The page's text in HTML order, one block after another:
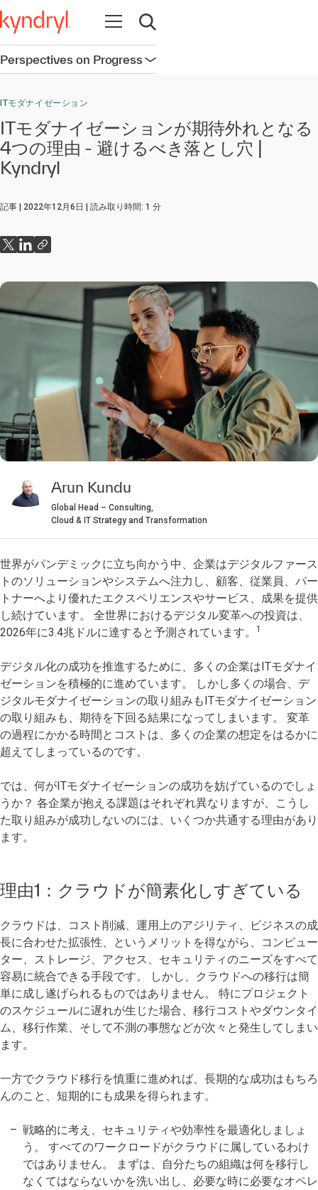
Open navigation
Open search
Perspectives on Progress Open navigation
ITモダナイゼーション
ITモダナイゼーションが期待外れとなる
4つの理由 - 避けるべき落とし穴 |
Kyndryl
記事 2022年12月6日 読み取り時間: 1 分
Arun Kundu
Global Head – Consulting,
Cloud & IT Strategy and Transformation
世界がパンデミックに立ち向かう中、企業はデジタルファース
トのソリューションやシステムへ注力し、顧客、従業員、パー
トナーへより優れたエクスペリエンスやサービス、成果を提供
し続けています。 全世界におけるデジタル変革への投資は、
2026年に3.4兆ドルに達すると予測されています。
1
デジタル化の成功を推進するために、多くの企業はITモダナイ
ゼーションを積極的に進めています。 しかし多くの場合、デ
ジタルモダナイゼーションの取り組みもITモダナイゼーション
の取り組みも、期待を下回る結果になってしまいます。 変革
の過程にかかる時間とコストは、多くの企業の想定をはるかに
超えてしまっているのです。
では、何がITモダナイゼーションの成功を妨げているのでしょ
うか？ 各企業が抱える課題はそれぞれ異なりますが、こうし
た取り組みが成功しないのには、いくつか共通する理由があり
ます。
理由1：クラウドが簡素化しすぎている
クラウドは、コスト削減、運用上のアジリティ、ビジネスの成
長に合わせた拡張性、というメリットを得ながら、コンピュー
ター、ストレージ、アクセス、セキュリティのニーズをすべて
容易に統合できる手段です。 しかし、クラウドへの移行は簡
単に成し遂げられるものではありません。 特にプロジェクト
のスケジュールに遅れが生じた場合、移行コストやダウンタイ
ム、移行作業、そして不測の事態などが次々と発生してしまい
ます。
一方でクラウド移行を慎重に進めれば、長期的な成功はもちろ
んのこと、短期的にも成果を得られます。
戦略的に考え、セキュリティや効率性を最適化しましょ
う。 すべてのワークロードがクラウドに属しているわけ
ではありません。 まずは、自分たちの組織は何を移行し
なくてはならないかを洗い出し、必要な時に必要なオペレ